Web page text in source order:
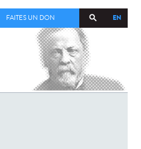
EN
FAITES UN DON